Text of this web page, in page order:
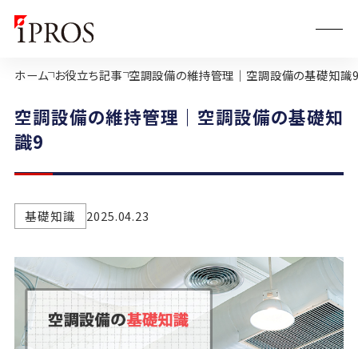
ホーム お役立ち記事 空調設備の維持管理｜空調設備の基礎知識
空調設備の維持管理｜空調設備の基礎知
識9
基礎知識 2025.04.23